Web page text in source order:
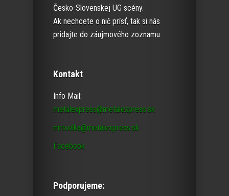
Česko-Slovenskej UG scény.
Ak nechcete o nič prísť, tak si nás
pridajte do záujmového zoznamu.
Kontakt
Info Mail:
metalexpress@metalexpress.sk
mrtvolka@metalexpress.sk
Facebook
Podporujeme: